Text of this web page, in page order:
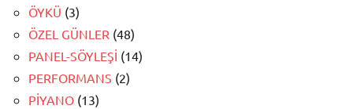
ÖYKÜ (3)
ÖZEL GÜNLER (48)
PANEL-SÖYLEŞİ (14)
PERFORMANS (2)
PİYANO (13)